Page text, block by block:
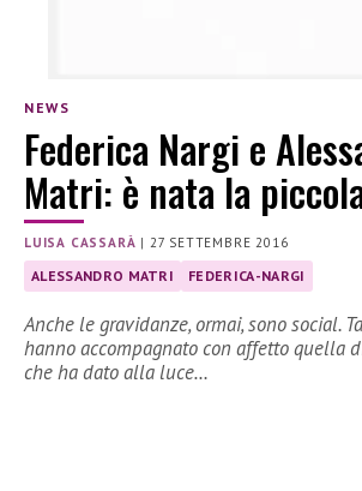
NEWS
Federica Nargi e
Matri: è nata la
LUISA CASSARÀ | 27 SETTEMBRE 2016
ALESSANDRO MATRI FEDERICA-NARGI
Anche le gravidanze, ormai, sono social.
hanno accompagnato con affetto quella
che ha dato alla luce…